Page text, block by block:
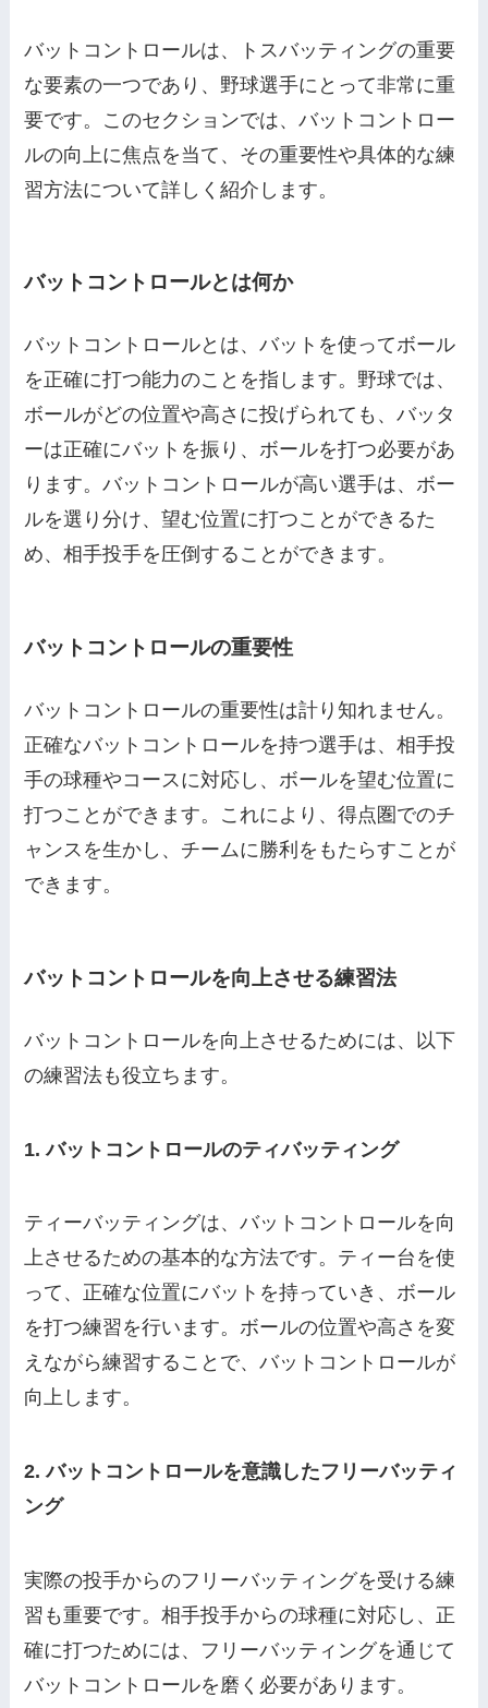
バットコントロールは、トスバッティングの重要
な要素の一つであり、野球選手にとって非常に重
要です。このセクションでは、バットコントロー
ルの向上に焦点を当て、その重要性や具体的な練
習方法について詳しく紹介します。
バットコントロールとは何か
バットコントロールとは、バットを使ってボール
を正確に打つ能力のことを指します。野球では、
ボールがどの位置や高さに投げられても、バッタ
ーは正確にバットを振り、ボールを打つ必要があ
ります。バットコントロールが高い選手は、ボー
ルを選り分け、望む位置に打つことができるた
め、相手投手を圧倒することができます。
バットコントロールの重要性
バットコントロールの重要性は計り知れません。
正確なバットコントロールを持つ選手は、相手投
手の球種やコースに対応し、ボールを望む位置に
打つことができます。これにより、得点圏でのチ
ャンスを生かし、チームに勝利をもたらすことが
できます。
バットコントロールを向上させる練習法
バットコントロールを向上させるためには、以下
の練習法も役立ちます。
1. バットコントロールのティバッティング
ティーバッティングは、バットコントロールを向
上させるための基本的な方法です。ティー台を使
って、正確な位置にバットを持っていき、ボール
を打つ練習を行います。ボールの位置や高さを変
えながら練習することで、バットコントロールが
向上します。
2. バットコントロールを意識したフリーバッティ
ング
実際の投手からのフリーバッティングを受ける練
習も重要です。相手投手からの球種に対応し、正
確に打つためには、フリーバッティングを通じて
バットコントロールを磨く必要があります。